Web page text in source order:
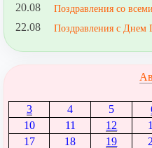
20.08 Поздравления со
22.08 Поздравления с Днем
3
4 5
10
11 12
17
18 19